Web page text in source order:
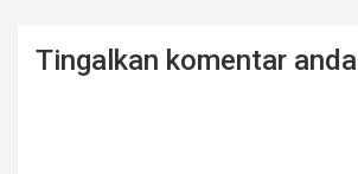
Tingalkan komentar anda